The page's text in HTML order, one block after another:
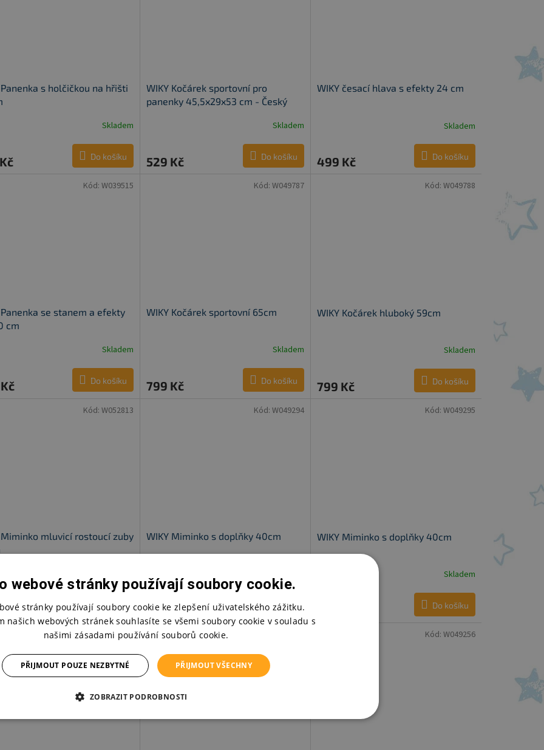
Panenka s holčičkou na hřišti
Skladem
Do košíku
WIKY Kočárek sportovní pro
panenky 45,5x29x53 cm - Český
Skladem
529 Kč Do košíku
WIKY česací hlava s efekty 24 cm
Skladem
499 Kč Do košíku
Panenka se stanem a efekty
cm
Skladem
Do košíku
Kód: W039515
WIKY Kočárek sportovní 65cm
Skladem
799 Kč Do košíku
Kód: W049787
WIKY Kočárek hluboký 59cm
Skladem
799 Kč Do košíku
Kód: W049788
Miminko mluvicí rostoucí zuby
Do košíku
Kód: W052813
WIKY Miminko s doplňky 40cm
799 Kč Do košíku
Kód: W049294
WIKY Miminko s doplňky 40cm
Skladem
Do košíku
Kód: W049295
Kód:W052814 Kód: W049256
webové stránky používají soubory cookie.
stránky používají soubory cookie ke zlepšení uživatelského zážitku.
našich webových stránek souhlasíte se všemi soubory cookie v souladu s
našimi zásadami používání souborů cookie.
PŘIJMOUT VŠECHNY
PŘIJMOUT POUZE NEZBYTNÉ
ZOBRAZIT PODROBNOSTI